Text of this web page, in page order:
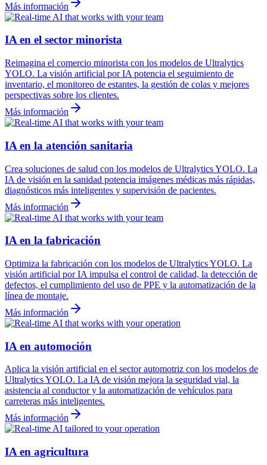
Más información
IA en el sector minorista
Reimagina el comercio minorista con los modelos de Ultralytics
YOLO. La visión artificial por IA potencia el seguimiento de
inventario, el monitoreo de estantes, la gestión de colas y mejores
perspectivas sobre los clientes.
Más información
IA en la atención sanitaria
Crea soluciones de salud con los modelos de Ultralytics YOLO. La
IA de visión en la sanidad potencia imágenes médicas más rápidas,
diagnósticos más inteligentes y supervisión de pacientes.
Más información
IA en la fabricación
Optimiza la fabricación con los modelos de Ultralytics YOLO. La
visión artificial por IA impulsa el control de calidad, la detección de
defectos, el cumplimiento del uso de PPE y la automatización de la
línea de montaje.
Más información
IA en automoción
Aplica la visión artificial en el sector automotriz con los modelos de
Ultralytics YOLO. La IA de visión mejora la seguridad vial, la
asistencia al conductor y la automatización de vehículos para
carreteras más inteligentes.
Más información
IA en agricultura